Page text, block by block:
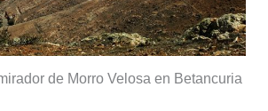
de Morro Velosa en Betancuria